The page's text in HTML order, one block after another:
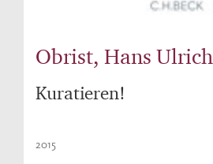
Obrist, Hans Ulrich
Kuratieren!
2015